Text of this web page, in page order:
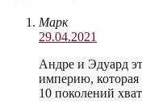
Марк
29.04.2021
Андре и Эдуард
империю, которая
10 поколений